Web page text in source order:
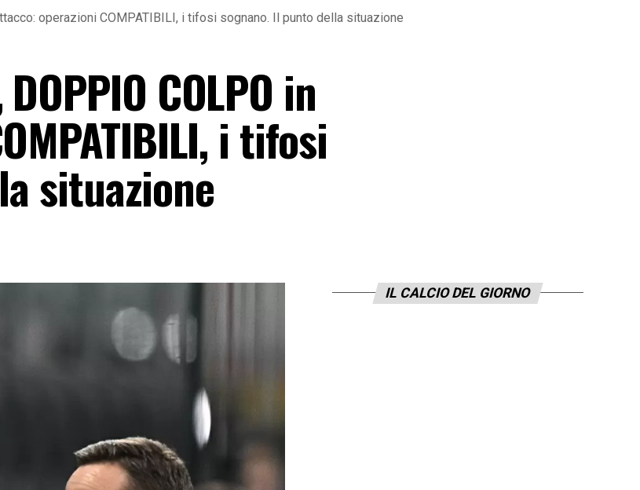
operazioni COMPATIBILI, i tifosi sognano. Il punto della situazione
COLPO in
i tifosi
situazione
IL CALCIO DEL GIORNO